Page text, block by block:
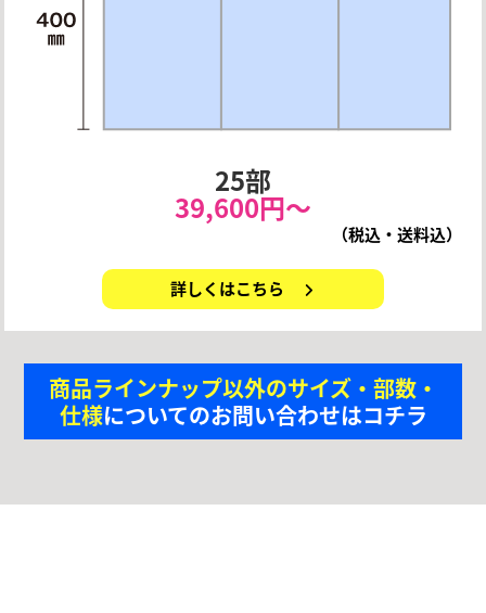
25部
39,600円〜
（税込・送料込）
詳しくはこちら
商品ラインナップ以外のサイズ・部数・
仕様についてのお問い合わせはコチラ